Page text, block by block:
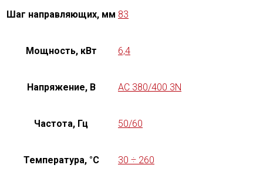
Шаг направляющих, мм 83
Мощность, кВт 6,4
Напряжение, В AC 380/400 3N
Частота, Гц 50/60
Температура, °C 30 ÷ 260